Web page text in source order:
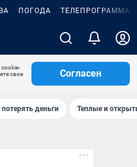
ПОГОДА ТЕЛЕПРОГРАММА
свое
Согласен
деньги Теплые и